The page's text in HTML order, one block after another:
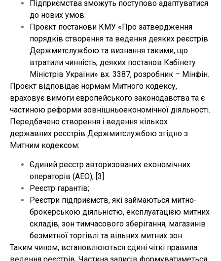
Підприємства зможуть поступово адаптуватися
до нових умов.
Проєкт постанови КМУ «Про затвердження
порядків створення та ведення деяких реєстрів
Держмитслужбою та визнання такими, що
втратили чинність, деяких постанов Кабінету
Міністрів України» вх. 3387, розробник – Мінфін.
Проєкт відповідає нормам Митного кодексу,
враховує вимоги європейського законодавства та є
частиною реформи зовнішньоекономічної діяльності.
Передбачено створення і ведення кількох
державних реєстрів Держмитслужбою згідно з
Митним кодексом:
Єдиний реєстр авторизованих економічних
операторів (АEO); [3]
Реєстр гарантів;
Реєстри підприємств, які займаються митно-
брокерською діяльністю, експлуатацією митних
складів, зон тимчасового зберігання, магазинів
безмитної торгівлі та вільних митних зон.
Таким чином, встановлюються єдині чіткі правила